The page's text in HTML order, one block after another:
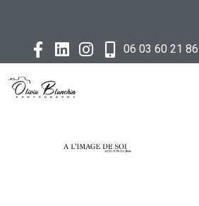
06 03 60 21 86